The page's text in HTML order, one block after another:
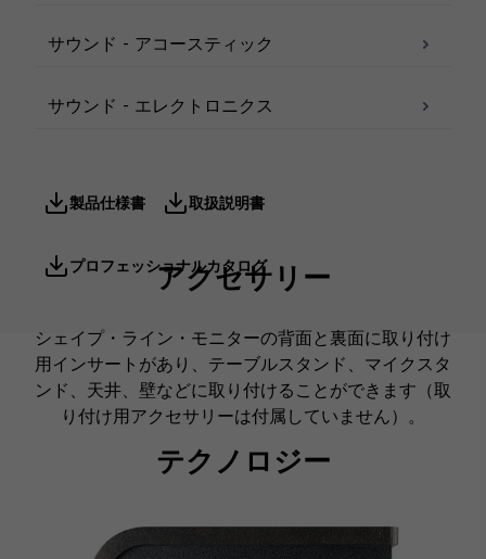
サウンド - アコースティック
サウンド - エレクトロニクス
製品仕様書 取扱説明書
プロフェッショナルカタログ
アクセサリー
シェイプ・ライン・モニターの背面と裏面に取り付け
用インサートがあり、テーブルスタンド、マイクスタ
ンド、天井、壁などに取り付けることができます（取
り付け用アクセサリーは付属していません）。
テクノロジー